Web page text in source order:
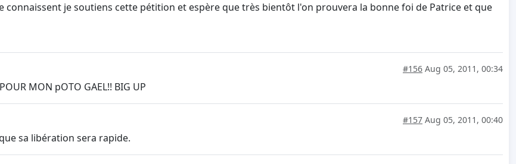
connaissent je soutiens cette pétition et espère que très bientôt l'on prouvera la bonne foi de Patrice et que
#156 Aug 05, 2011, 00:34
POUR MON pOTO GAEL!! BIG UP
#157 Aug 05, 2011, 00:40
sa libération sera rapide.